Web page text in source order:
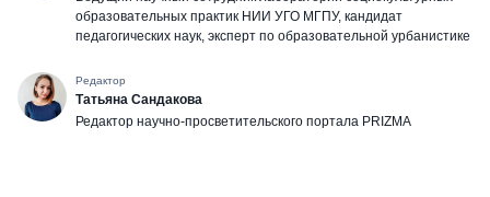
образовательных практик НИИ УГО МГПУ, кандидат
педагогических наук, эксперт по образовательной урбанистике
Редактор
Татьяна Сандакова
Редактор научно-просветительского портала PRIZMA